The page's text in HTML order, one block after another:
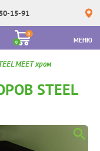
15-91
0
0
МЕНЮ
MEET хром
STEEL